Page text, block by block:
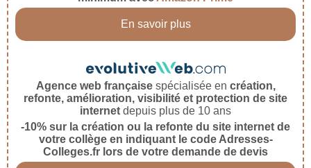
En savoir plus
Agence web françaisespécialisée en création,
refonte, amélioration, visibilité et protection de site
internet depuis plus de 10 ans
-10% sur la création ou la refonte du site internet de
votre collège en indiquant le code Adresses-
Colleges.fr lors de votre demande de devis